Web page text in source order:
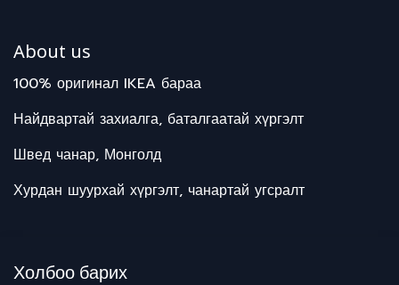
About us
100% оригинал IKEA бараа
Найдвартай захиалга, баталгаатай хүргэлт
Швед чанар, Монголд
Хурдан шуурхай хүргэлт, чанартай угсралт
Холбоо барих